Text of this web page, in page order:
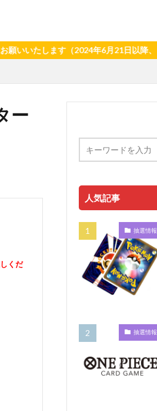
ます（2024年6月21日以降、旧バージ
ー
くだ
人気記事
抽選情報
抽選情報